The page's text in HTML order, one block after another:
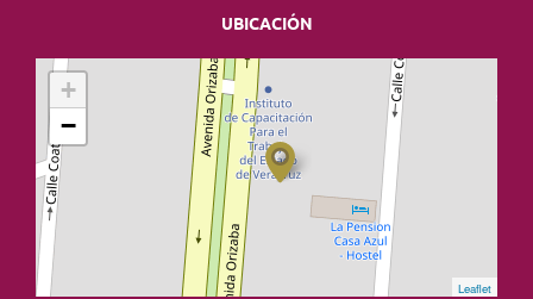
UBICACIÓN
+
−
Leaflet